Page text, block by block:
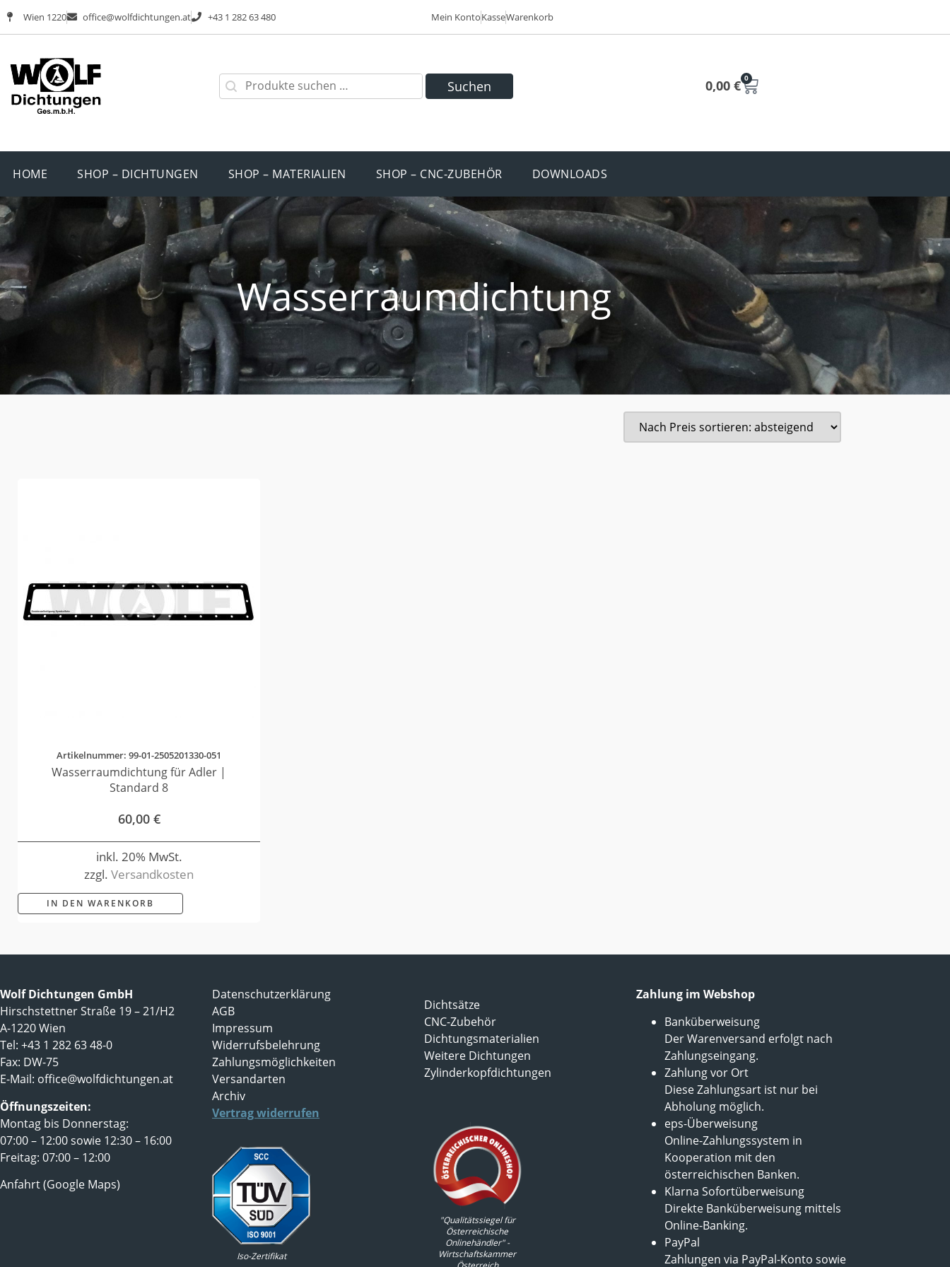
Wien 1220 office@wolfdichtungen.at +43 1 282 63 480 Mein KontoKasseWarenkorb
Suchen 0,00 € 0
HOME SHOP – DICHTUNGEN SHOP – MATERIALIEN SHOP – CNC-ZUBEHÖR DOWNLOADS
Wasserraumdichtung
Artikelnummer: 99-01-2505201330-051
Wasserraumdichtung für Adler |
Standard 8
60,00 €
inkl. 20% MwSt.
zzgl.Versandkosten
IN DEN WARENKORB
Wolf Dichtungen GmbH
Hirschstettner Straße 19 – 21/H2
A-1220 Wien
Tel: +43 1 282 63 48-0
Fax: DW-75
E-Mail: office@wolfdichtungen.at
Öffnungszeiten:
Montag bis Donnerstag:
07:00 – 12:00 sowie 12:30 – 16:00
Freitag: 07:00 – 12:00
Anfahrt (Google Maps)
Datenschutzerklärung
AGB
Impressum
Widerrufsbelehrung
Zahlungsmöglichkeiten
Versandarten
Archiv
Vertrag widerrufen
Iso-Zertifikat
Dichtsätze
CNC-Zubehör
Dichtungsmaterialien
Weitere Dichtungen
Zylinderkopfdichtungen
"Qualitätssiegel für
Österreichische
Onlinehändler" -
Wirtschaftskammer
Zahlung im Webshop
Banküberweisung
Der Warenversand erfolgt nach
Zahlungseingang.
Zahlung vor Ort
Diese Zahlungsart ist nur bei
Abholung möglich.
eps-Überweisung
Online-Zahlungssystem in
Kooperation mit den
österreichischen Banken.
Klarna Sofortüberweisung
Direkte Banküberweisung mittels
Online-Banking.
PayPal
Zahlungen via PayPal-Konto sowie